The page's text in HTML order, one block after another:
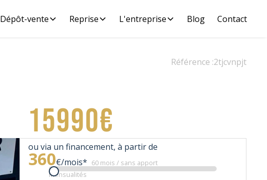
Dépôt-vente Reprise L'entreprise Blog Contact
Référence :2tjcvnpjt
15990€
ou via un financement, à partir de
360€/mois* 60 mois / sans apport
Mensualités